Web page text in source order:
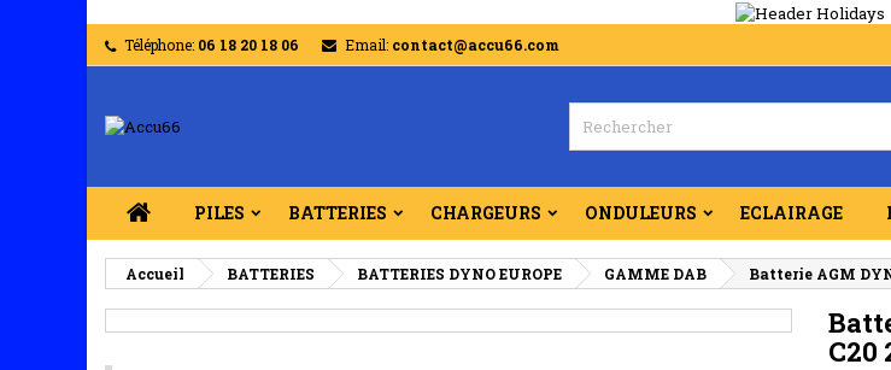
Téléphone: 06 18 20 18 06 Email: contact@accu66.com
PILES BATTERIES CHARGEURS ONDULEURS ECLAIRAGE
Accueil BATTERIES BATTERIES DYNO EUROPE GAMME DAB Batterie AGM
C20